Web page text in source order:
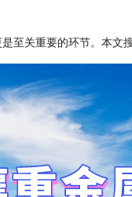
至关重要的环节。本文